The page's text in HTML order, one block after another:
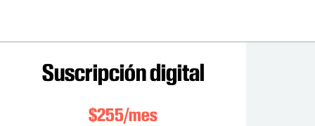
Suscripción digital
$255/mes